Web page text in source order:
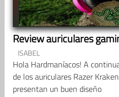
Review auriculares
ISABEL
Hola Hardmaníacos! A
de los auriculares Razer
presentan un buen diseño